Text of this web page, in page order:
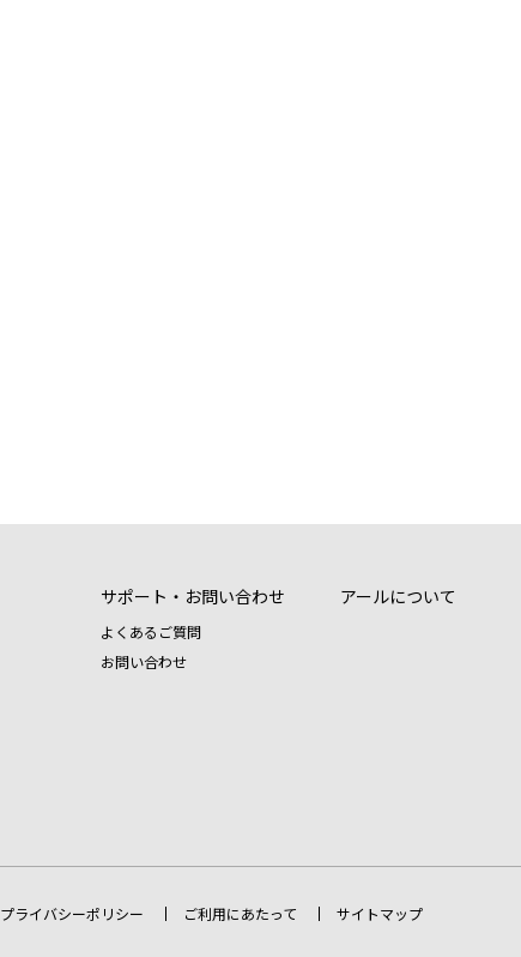
サポート・お問い合わせ
よくあるご質問
お問い合わせ
アールについて
プライバシーポリシー ご利用にあたって サイトマップ